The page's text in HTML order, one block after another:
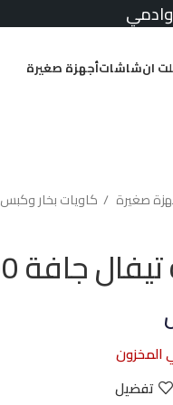
انشاشاتأجهزة صغيرة
صغيرة كاويات بخار وكبس
1200 واط كلاسيك بلس
المخزون
تفضيل